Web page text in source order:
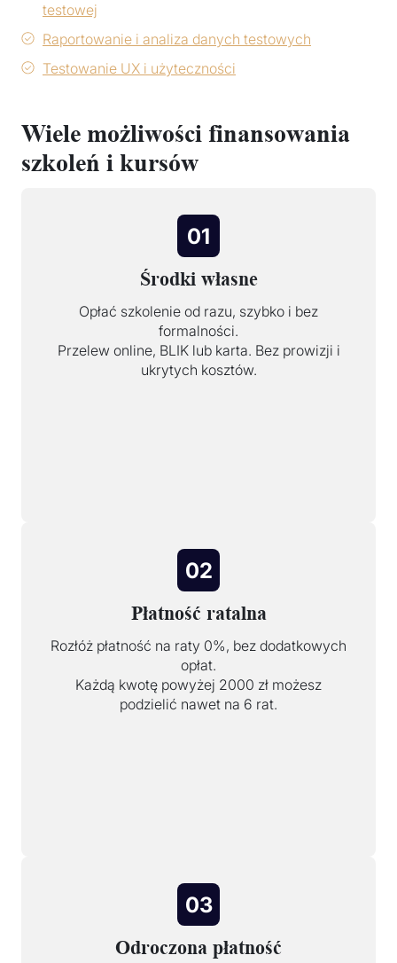
testowej
Raportowanie i analiza danych testowych
Testowanie UX i użyteczności
Wiele możliwości finansowania
szkoleń i kursów
01
Środki własne
Opłać szkolenie od razu, szybko i bez
formalności.
Przelew online, BLIK lub karta. Bez prowizji i
ukrytych kosztów.
02
Płatność ratalna
Rozłóż płatność na raty 0%, bez dodatkowych
opłat.
Każdą kwotę powyżej 2000 zł możesz
podzielić nawet na 6 rat.
03
Odroczona płatność